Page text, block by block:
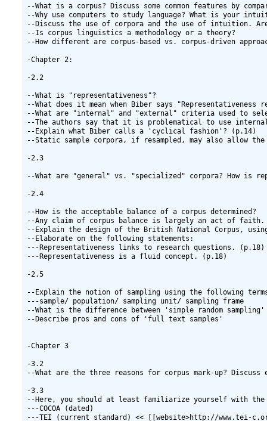
--What is a corpus? Discuss some common features by
--Why use computers to study language? What is your
--Discuss the use of corpora and the use of intuition.
--Is corpus linguistics a methodology or a theory?
--How different are corpus-based vs. corpus-driven
-Chapter 2:
-2.2
--What is "representativeness"?
--What does it mean when Biber says
--What are "internal" and "external" criteria used to
--The authors say that it is problematical to use
--Explain what Biber calls a 'cyclical fashion'? (p.14)
--Static sample corpora, if resampled, may also allow the
-2.3
--What are "general" vs. "specialized" corpora? How is
-2.4
--How is the acceptable balance of a corpus determined?
--Any claim of corpus balance is largely an act of faith.
--Explain the design of the British National Corpus,
--Elaborate on the following statements:
---Representativeness links to research questions. (p.18)
---Representativeness is a fluid concept. (p.18)
-2.5
--Explain the notion of sampling using the following
---sample/ population/ sampling unit/ sampling frame
--What is the difference between 'simple random
--Describe pros and cons of 'full text samples'
-Chapter 3
-3.2
--What are the three reasons for corpus mark-up? Discuss
-3.3
--Here, you should at least familiarize yourself with the
---COCOA (dated)
---TEI (current standard) << [[website>http://www.tei-